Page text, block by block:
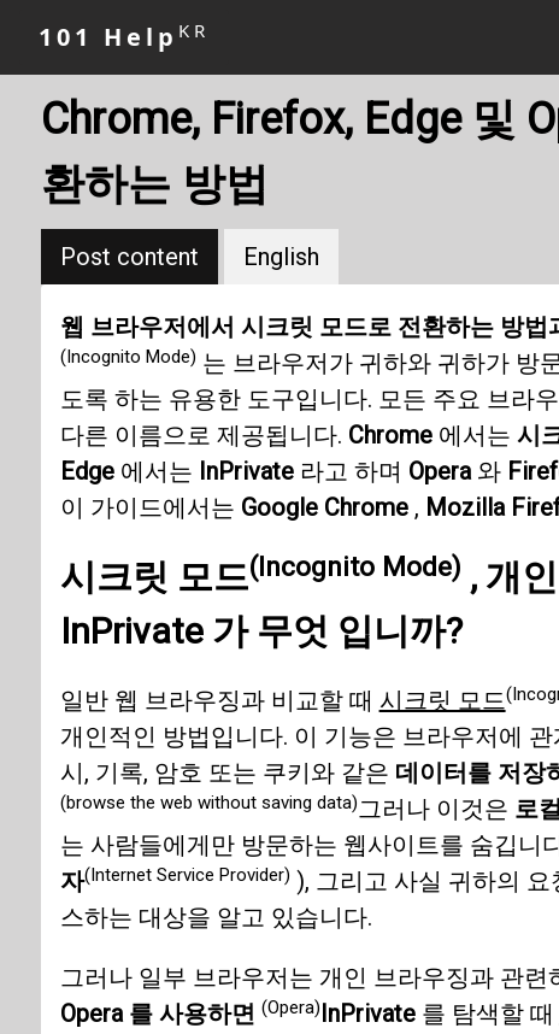
101 Help KR
Chrome, Firefox, Edge 및
환하는 방법
Post content English
웹 브라우저에서 시크릿 모드로 전환하는 방
(Incognito Mode) 는 브라우저가 귀하와 귀하가 방
도록 하는 유용한 도구입니다. 모든 주요 브라
다른 이름으로 제공됩니다. Chrome에서는 시
Edge에서는 InPrivate라고 하며 Opera와
이 가이드에서는 Google Chrome, Mozilla
시크릿 모드(Incognito Mode) , 개
InPrivate가 무엇 입니까?
일반 웹 브라우징과 비교할 때 시크릿 모드
개인적인 방법입니다. 이 기능은 브라우저에
시, 기록, 암호 또는 쿠키와 같은 데이터를 저장
(browse the web without saving data)그러나 이것은 로컬
는 사람들에게만 방문하는 웹사이트를 숨깁니
자(Internet Service Provider) ), 그리고 사실 귀하의
스하는 대상을 알고 있습니다.
그러나 일부 브라우저는 개인 브라우징과 관
Opera 를 사용하면 (Opera)InPrivate를 탐색할 때